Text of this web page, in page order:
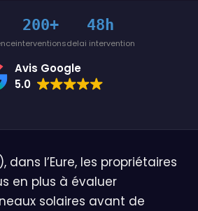
200+
interventions
48h
delai intervention
Avis Google
5.0
dans l’Eure, les propriétaires
en plus à évaluer
solaires avant de